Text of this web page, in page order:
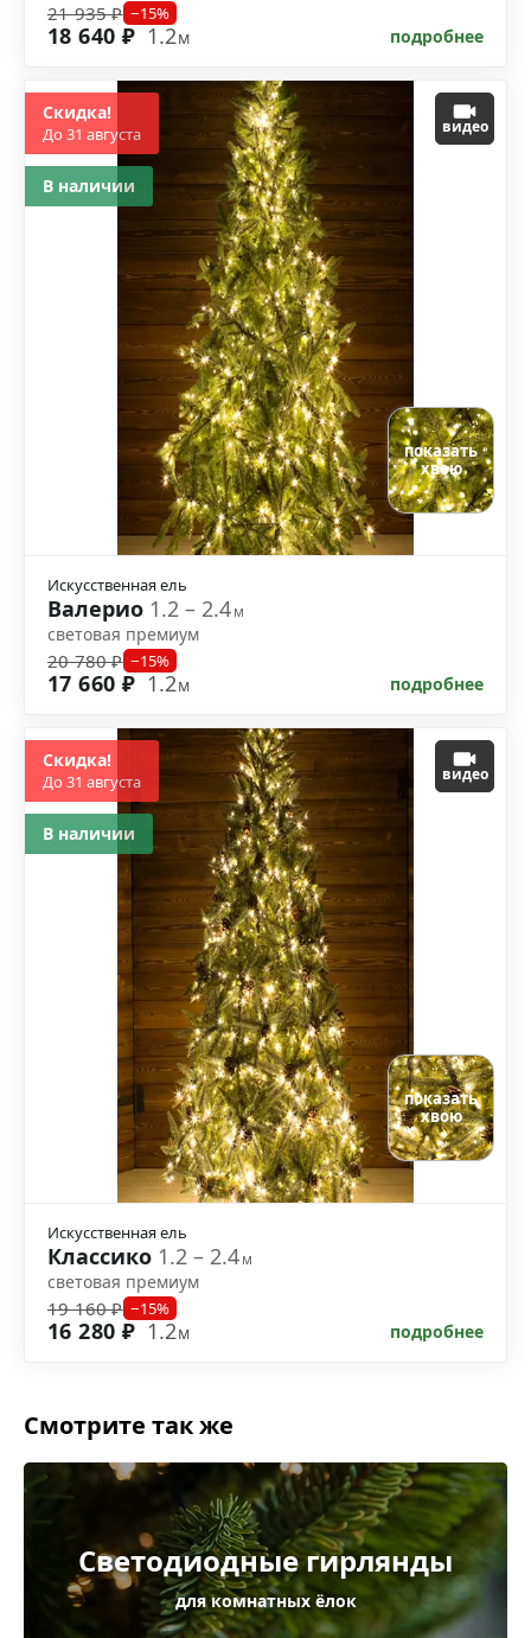
21 935 ₽ −15%
18 640 ₽ 1.2м подробнее
видео
показать
хвою
Искусственная ель
Валерио 1.2 – 2.4м
световая премиум
20 780 ₽ −15%
17 660 ₽ 1.2м подробнее
Скидка!
До 31 августа
В наличии
видео
показать
хвою
Искусственная ель
Классико 1.2 – 2.4м
световая премиум
19 160 ₽ −15%
16 280 ₽ 1.2м подробнее
Скидка!
До 31 августа
В наличии
Смотрите так же
Светодиодные гирлянды
для комнатных ёлок